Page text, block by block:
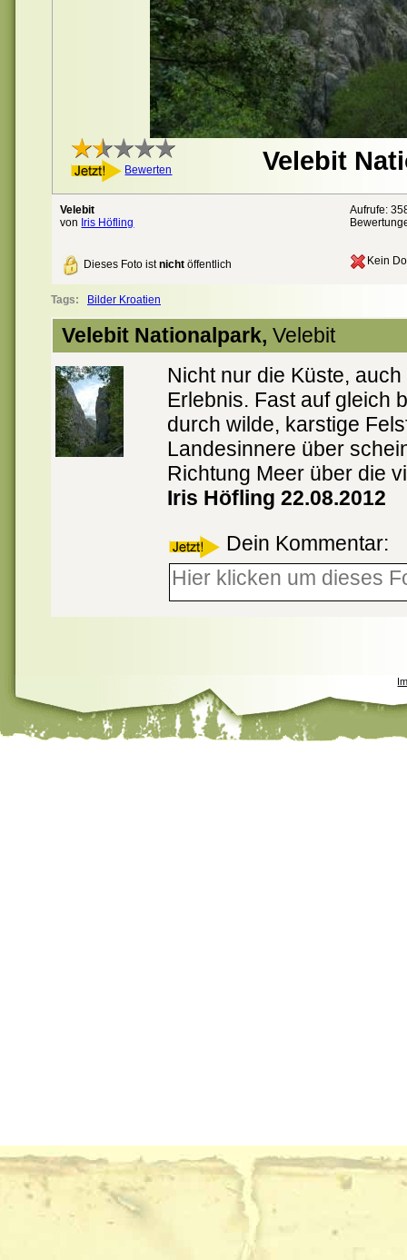
Bewerten Velebit
Velebit
von Iris Höfling
Aufrufe:
Dieses Foto istnicht öffentlich Kein
Tags: Bilder Kroatien
Velebit Nationalpark, Velebit
Nicht nur die Küste,
Erlebnis. Fast auf gleich
durch wilde, karstige
Landesinnere über
Richtung Meer über die
Iris Höfling 22.08.2012
Dein Kommentar: